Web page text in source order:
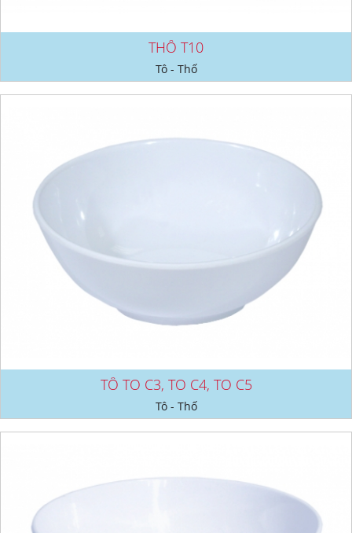
THỐ T10
Tô - Thố
TÔ TO C3, TO C4, TO C5
Tô - Thố